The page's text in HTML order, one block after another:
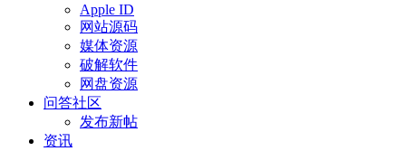
Apple ID
网站源码
媒体资源
破解软件
网盘资源
问答社区
发布新帖
资讯